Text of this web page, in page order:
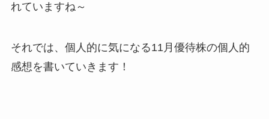
れていますね～
それでは、個人的に気になる11月優待株の個人的
感想を書いていきます！